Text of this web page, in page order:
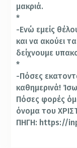
μακριά.
*
-Ενώ εμείς
και να ακούει
δείχνουμε
*
-Πόσες
καθημερινά!
Πόσες φορές
όνομα του
ΠΗΓΗ: https://